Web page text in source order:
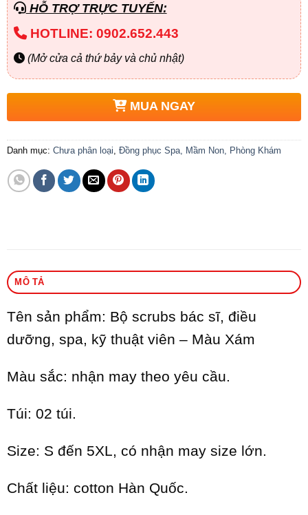
HỖ TRỢ TRỰC TUYẾN:
HOTLINE: 0902.652.443
(Mở cửa cả thứ bảy và chủ nhật)
MUA NGAY
Danh mục: Chưa phân loại Đồng phục Spa, Mầm Non, Phòng Khám
MÔ TẢ
Tên sản phẩm: Bộ scrubs bác sĩ, điều
dưỡng, spa, kỹ thuật viên – Màu Xám
Màu sắc: nhận may theo yêu cầu.
Túi: 02 túi.
Size: S đến 5XL, có nhận may size lớn.
Chất liệu: cotton Hàn Quốc.